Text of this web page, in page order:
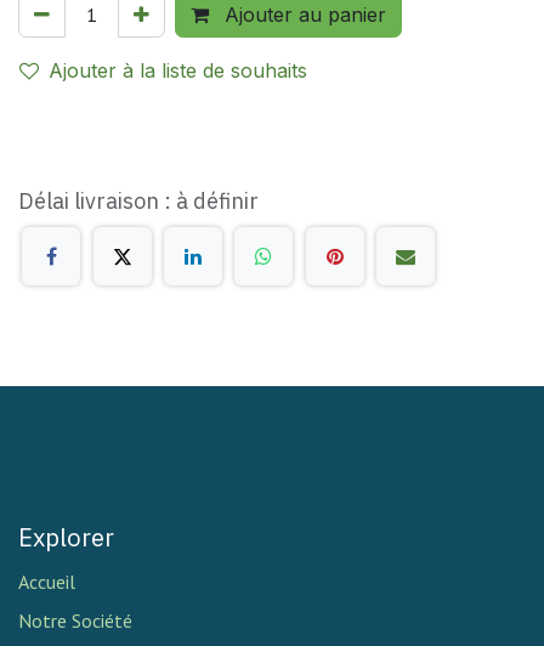
Ajouter au panier
Ajouter à la liste de souhaits
Délai livraison : à définir
Explorer
Accueil
Notre Société